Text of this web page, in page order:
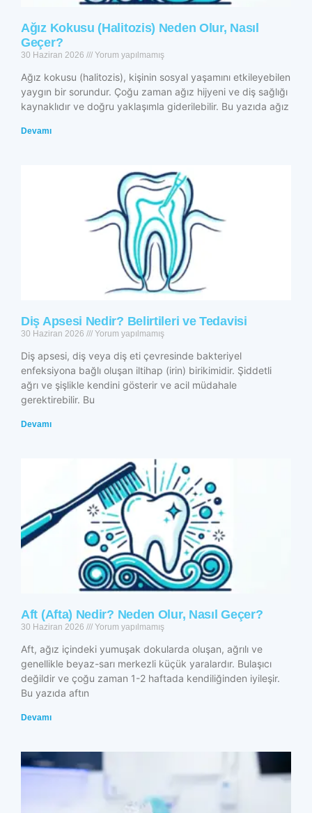
Ağız Kokusu (Halitozis) Neden Olur, Nasıl
Geçer?
30 Haziran 2026 Yorum yapılmamış
Ağız kokusu (halitozis), kişinin sosyal yaşamını etkileyebilen
yaygın bir sorundur. Çoğu zaman ağız hijyeni ve diş sağlığı
kaynaklıdır ve doğru yaklaşımla giderilebilir. Bu yazıda ağız
Devamı
Diş Apsesi Nedir? Belirtileri ve Tedavisi
30 Haziran 2026 Yorum yapılmamış
Diş apsesi, diş veya diş eti çevresinde bakteriyel
enfeksiyona bağlı oluşan iltihap (irin) birikimidir. Şiddetli
ağrı ve şişlikle kendini gösterir ve acil müdahale
gerektirebilir. Bu
Devamı
Aft (Afta) Nedir? Neden Olur, Nasıl Geçer?
30 Haziran 2026 Yorum yapılmamış
Aft, ağız içindeki yumuşak dokularda oluşan, ağrılı ve
genellikle beyaz-sarı merkezli küçük yaralardır. Bulaşıcı
değildir ve çoğu zaman 1-2 haftada kendiliğinden iyileşir.
Bu yazıda aftın
Devamı